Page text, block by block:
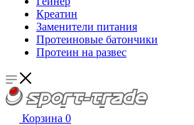
Креатин
Заменители питания
Протеиновые батончики
Протеин на развес
Корзина 0